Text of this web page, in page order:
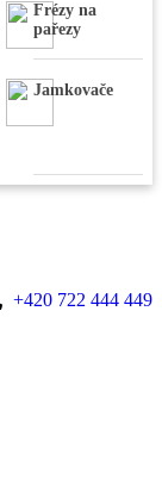
Frézy na
pařezy
Jamkovače
+420 722 444 449